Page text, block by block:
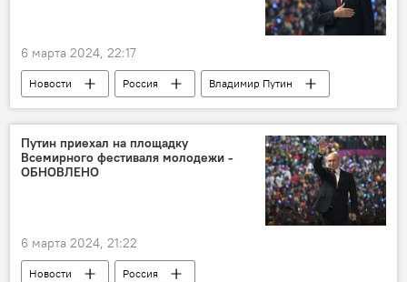
6 марта 2024, 22:17
Новости Россия
Владимир Путин
Всемирный фестиваль молодежи
Участники
Обращение
миропорядок
Несправедливость
Политика
Путин приехал на площадку
Всемирного фестиваля молодежи -
ОБНОВЛЕНО
6 марта 2024, 21:22
Новости
Россия